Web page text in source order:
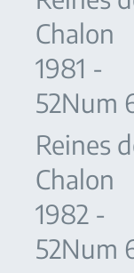
Chalon
1981 -
52Num
Reines
Chalon
1982 -
52Num